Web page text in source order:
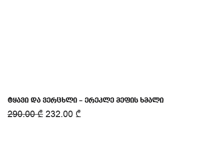
ტყავი და ვერცხლი – ერეკლე მეფის ხმალი
290.00₾ 232.00 ₾